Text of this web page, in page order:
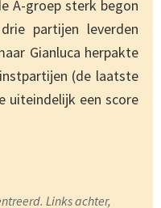
A-groep sterk begon
partijen leverden
Gianluca herpakte
(de laatste
uiteindelijk een score
Links achter,